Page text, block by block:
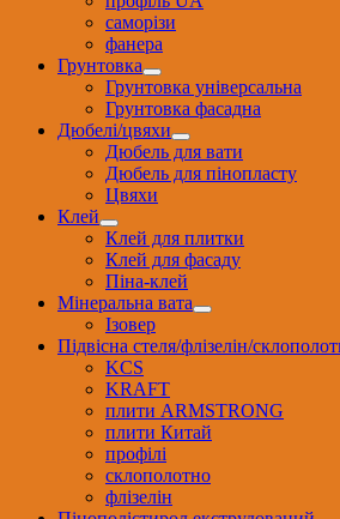
саморізи
фанера
Грунтовка
Грунтовка універсальна
Грунтовка фасадна
Дюбелі/цвяхи
Дюбель для вати
Дюбель для пінопласту
Цвяхи
Клей
Клей для плитки
Клей для фасаду
Піна-клей
Мінеральна вата
Ізовер
Підвісна стеля/флізелін/
KCS
KRAFT
плити ARMSTRONG
плити Китай
профілі
склополотно
флізелін